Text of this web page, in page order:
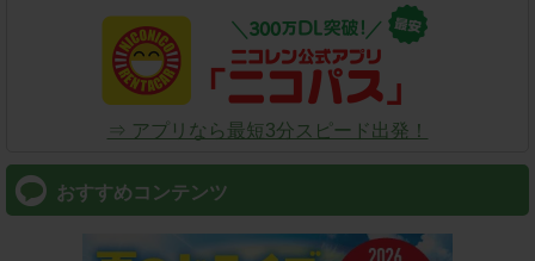
⇒ アプリなら最短3分スピード出発！
おすすめコンテンツ